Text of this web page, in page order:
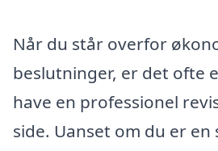
Når du står overfor
beslutninger, er det ofte
have en professionel
side. Uanset om du er